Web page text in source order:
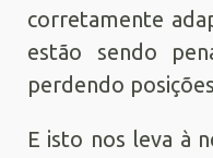
corretamente
estão sendo
perdendo
E isto nos leva à